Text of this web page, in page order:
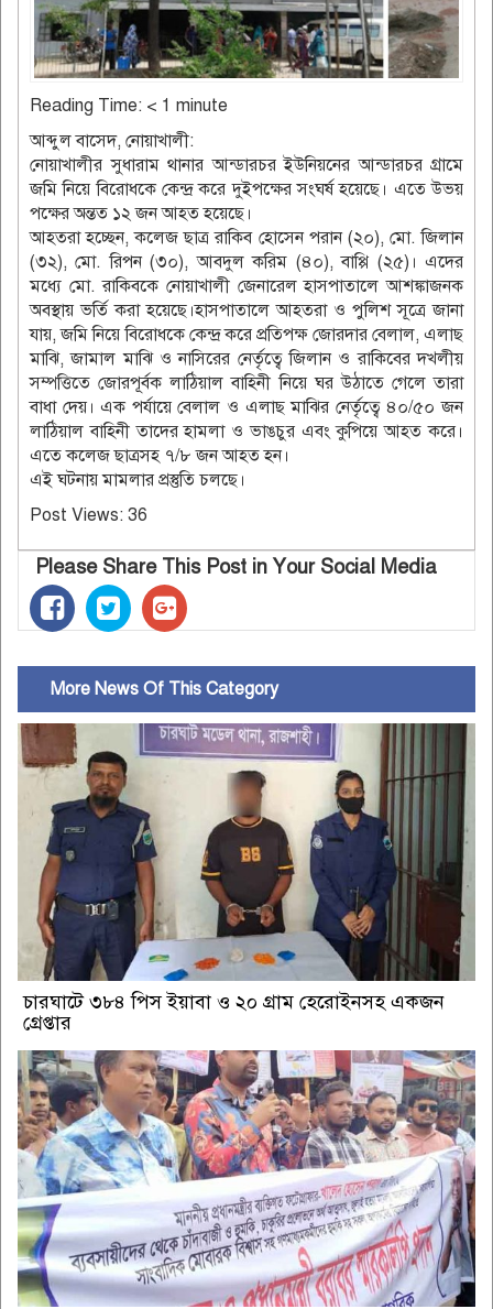
Reading Time: < 1 minute
আব্দুল বাসেদ, নোয়াখালী:
নোয়াখালীর সুধারাম থানার আন্ডারচর ইউনিয়নের আন্ডারচর গ্রামে
জমি নিয়ে বিরোধকে কেন্দ্র করে দুইপক্ষের সংঘর্ষ হয়েছে। এতে উভয়
পক্ষের অন্তত ১২ জন আহত হয়েছে।
আহতরা হচ্ছেন, কলেজ ছাত্র রাকিব হোসেন পরান (২০), মো. জিলান
(৩২), মো. রিপন (৩০), আবদুল করিম (৪০), বাপ্পি (২৫)। এদের
মধ্যে মো. রাকিবকে নোয়াখালী জেনারেল হাসপাতালে আশঙ্কাজনক
অবস্থায় ভর্তি করা হয়েছে।হাসপাতালে আহতরা ও পুলিশ সূত্রে জানা
যায়, জমি নিয়ে বিরোধকে কেন্দ্র করে প্রতিপক্ষ জোরদার বেলাল, এলাছ
মাঝি, জামাল মাঝি ও নাসিরের নের্তৃত্বে জিলান ও রাকিবের দখলীয়
সম্পত্তিতে জোরপূর্বক লাঠিয়াল বাহিনী নিয়ে ঘর উঠাতে গেলে তারা
বাধা দেয়। এক পর্যায়ে বেলাল ও এলাছ মাঝির নের্তৃত্বে ৪০/৫০ জন
লাঠিয়াল বাহিনী তাদের হামলা ও ভাঙচুর এবং কুপিয়ে আহত করে।
এতে কলেজ ছাত্রসহ ৭/৮ জন আহত হন।
এই ঘটনায় মামলার প্রস্তুতি চলছে।
Post Views: 36
Please Share This Post in Your Social Media
More News Of This Category
চারঘাটে ৩৮৪ পিস ইয়াবা ও ২০ গ্রাম হেরোইনসহ একজন
গ্রেপ্তার